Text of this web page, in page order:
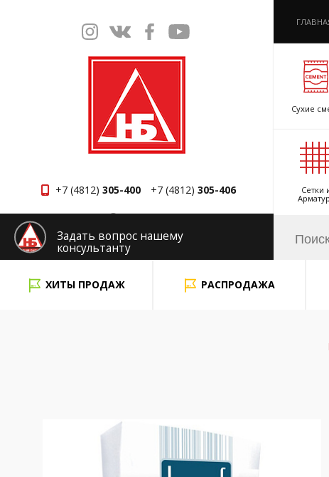
+7 (4812) 305-400 +7 (4812) 305-406
Смоленск
Сухие
Сетки
Задать вопрос нашему
консультанту
ХИТЫ ПРОДАЖ
РАСПРОДАЖА